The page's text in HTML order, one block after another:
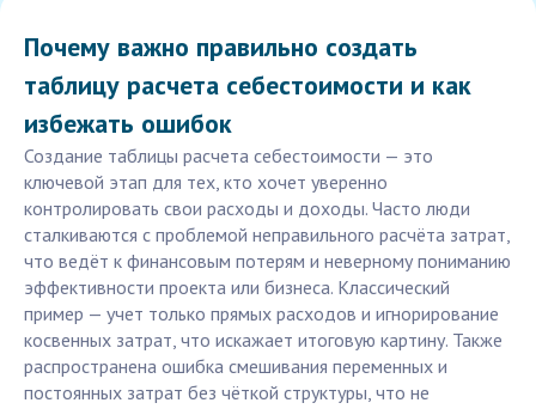
Почему важно правильно создать
таблицу расчета себестоимости и как
избежать ошибок
Создание таблицы расчета себестоимости — это
ключевой этап для тех, кто хочет уверенно
контролировать свои расходы и доходы. Часто люди
сталкиваются с проблемой неправильного расчёта затрат,
что ведёт к финансовым потерям и неверному пониманию
эффективности проекта или бизнеса. Классический
пример — учет только прямых расходов и игнорирование
косвенных затрат, что искажает итоговую картину. Также
распространена ошибка смешивания переменных и
постоянных затрат без чёткой структуры, что не